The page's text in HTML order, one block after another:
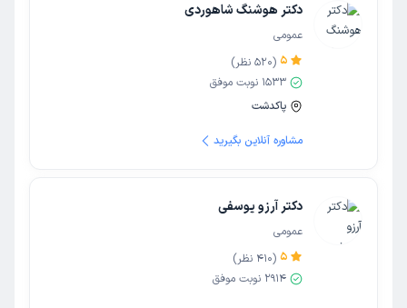
دکتر هوشنگ شاهوردی
عمومی
5
(
520 نظر)
1533 نوبت موفق
پاکدشت
مشاوره آنلاین بگیرید
دکتر آرزو یوسفی
عمومی
5
(
410 نظر)
2914 نوبت موفق